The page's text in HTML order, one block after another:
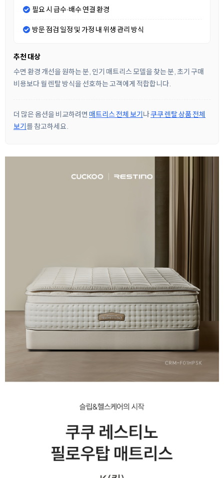
필요 시 급수·배수 연결 환경
방문 점검 일정 및 가정 내 위생 관리 방식
추천 대상
수면 환경 개선을 원하는 분, 인기 매트리스 모델을 찾는 분, 초기 구매
비용보다 월 렌탈 방식을 선호하는 고객에게 적합합니다.
더 많은 옵션을 비교하려면 매트리스 전체 보기나쿠쿠 렌탈 상품 전체
보기를 참고하세요.